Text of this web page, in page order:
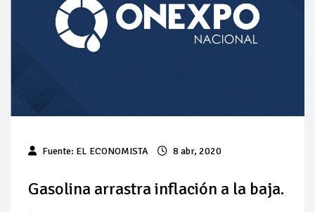
Pierde Pemex 71 millones de pesos al día por
"procesadoras" ilegales
Incertidumbre regulatoria pone a prueba las inversiones de
las Estaciones de Servicio familiares
espera estabilización del mercado
Baja 5% más el precio internacional del crudo por posible
acuerdo de paz
Fuente: EL ECONOMISTA 8 abr, 2020
Gasolina arrastra inflación a la baja.